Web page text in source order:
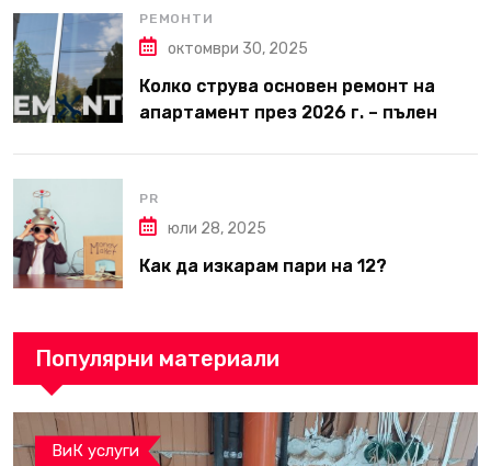
РЕМОНТИ
октомври 30, 2025
Колко струва основен ремонт на
апартамент през 2026 г. – пълен
PR
юли 28, 2025
Как да изкарам пари на 12?
Популярни материали
ВиК услуги